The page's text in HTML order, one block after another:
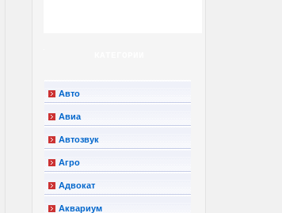
Авто
Авиа
Автозвук
Агро
Адвокат
Аквариум